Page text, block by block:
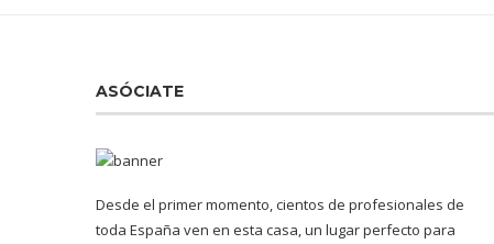
ASÓCIATE
Desde el primer momento, cientos de profesionales de
toda España ven en esta casa, un lugar perfecto para